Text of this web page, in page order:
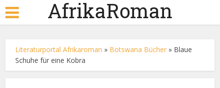
AfrikaRoman
Literaturportal Afrikaroman » Botswana Bücher » Blaue
Schuhe für eine Kobra